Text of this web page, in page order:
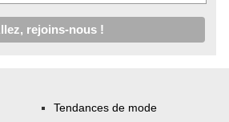
Tendances de mode